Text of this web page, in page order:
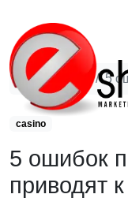
casino 5
casino
5 ошибок
приводят